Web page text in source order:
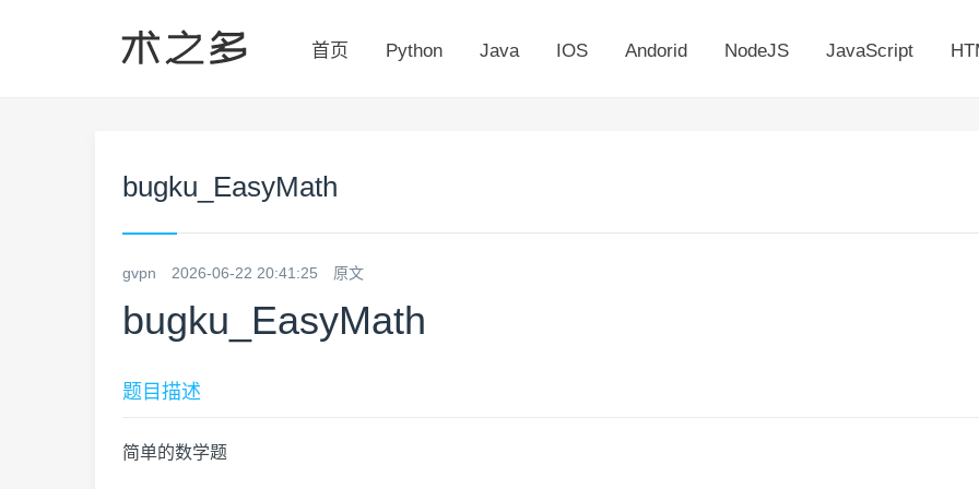
首页 Python Java IOS Andorid NodeJS JavaScript
bugku_EasyMath
gvpn 2026-06-22 20:41:25 原文
bugku_EasyMath
题目描述
简单的数学题